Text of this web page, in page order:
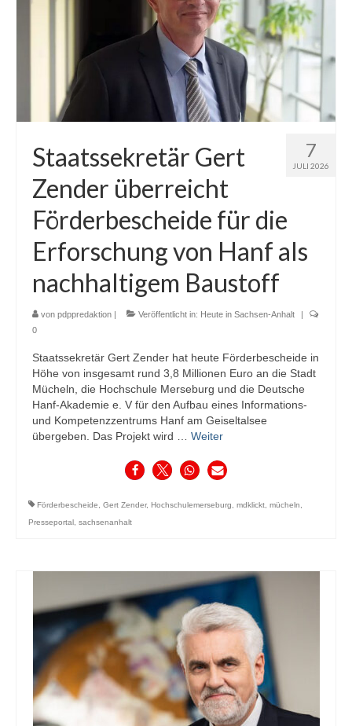
7
JULI 2026
Staatssekretär Gert
Zender überreicht
Förderbescheide für die
Erforschung von Hanf als
nachhaltigem Baustoff
von pdppredaktion | Veröffentlicht in: Heute in Sachsen-Anhalt
|
0
Staatssekretär Gert Zender hat heute Förderbescheide in
Höhe von insgesamt rund 3,8 Millionen Euro an die Stadt
Mücheln, die Hochschule Merseburg und die Deutsche
Hanf-Akademie e. V für den Aufbau eines Informations-
und Kompetenzzentrums Hanf am Geiseltalsee
übergeben. Das Projekt wird … Weiter
Förderbescheide Gert Zender, Hochschulemerseburg mdklickt mücheln
Presseportal sachsenanhalt